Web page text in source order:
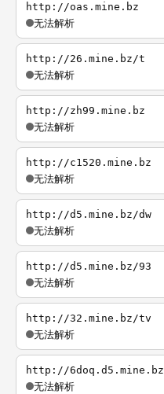
http://oas.mine.bz
无法解析
http://26.mine.bz/t
无法解析
http://zh99.mine.bz
无法解析
http://c1520.mine.bz
无法解析
http://d5.mine.bz/dw
无法解析
http://d5.mine.bz/93
无法解析
http://32.mine.bz/tv
无法解析
http://6doq.d5.mine.bz
无法解析